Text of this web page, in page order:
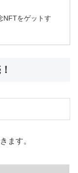
NFTをゲットす
ます。